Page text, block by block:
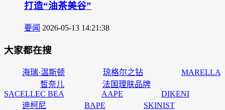
打造“油茶美谷”
要闻 2026-05-13 14:21:38
大家都在搜
海瑞·温斯顿 琼格尔之钻
MARELLA
皙奈儿
法国理肤品牌
SACELLEC BEA
AAPE
DIKENI
迪柯尼
BAPE
SKINIST